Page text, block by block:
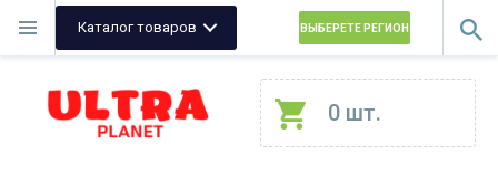
Каталог товаров ВЫБЕРЕТЕ РЕГИОН
0 шт.